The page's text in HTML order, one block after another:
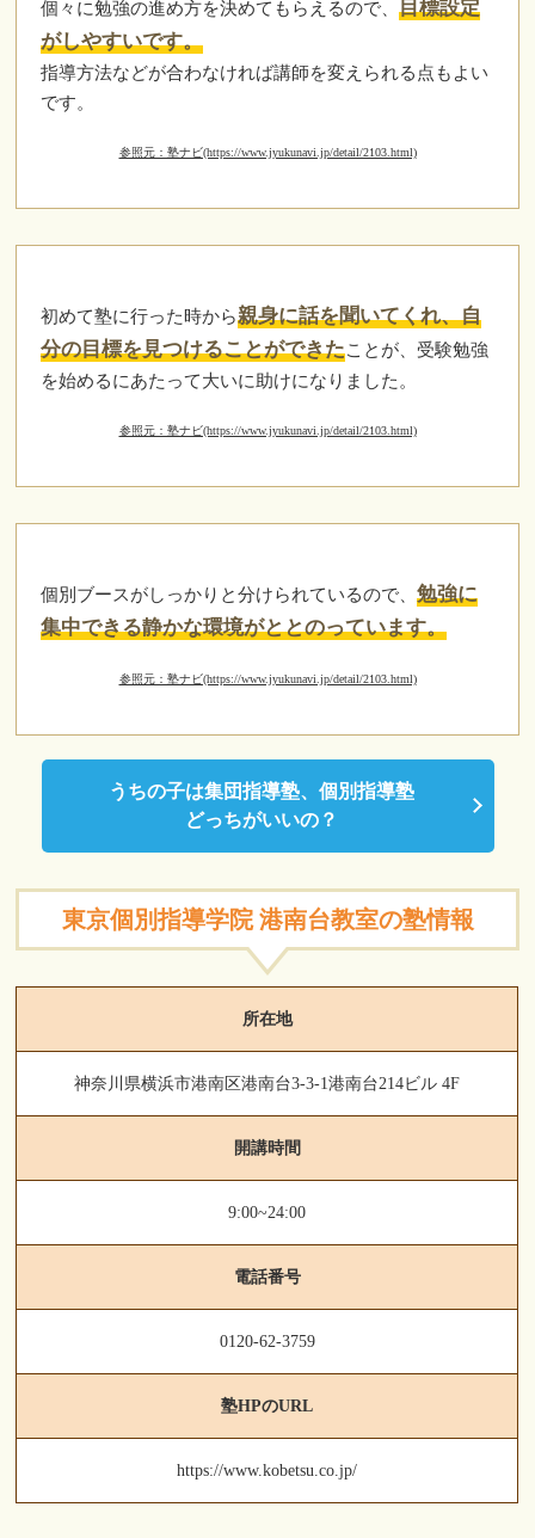
個々に勉強の進め方を決めてもらえるので、目標設定
がしやすいです。
指導方法などが合わなければ講師を変えられる点もよい
です。
参照元：塾ナビ(https://www.jyukunavi.jp/detail/2103.html)
初めて塾に行った時から親身に話を聞いてくれ、自
分の目標を見つけることができたことが、受験勉強
を始めるにあたって大いに助けになりました。
参照元：塾ナビ(https://www.jyukunavi.jp/detail/2103.html)
個別ブースがしっかりと分けられているので、勉強に
集中できる静かな環境がととのっています。
参照元：塾ナビ(https://www.jyukunavi.jp/detail/2103.html)
うちの子は集団指導塾、個別指導塾
どっちがいいの？
東京個別指導学院 港南台教室の塾情報
所在地
神奈川県横浜市港南区港南台3-3-1港南台214ビル 4F
開講時間
9:00~24:00
電話番号
0120-62-3759
塾HPのURL
https://www.kobetsu.co.jp/